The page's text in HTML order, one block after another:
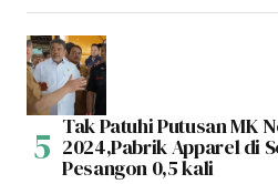
Tak Patuhi Putusan MK
2024,Pabrik Apparel di
Pesangon 0,5 kali